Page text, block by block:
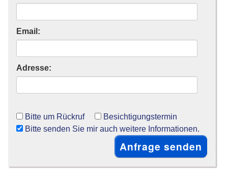
Email:
Adresse:
Bitte um Rückruf
Besichtigungstermin
Bitte senden Sie mir auch weitere Informationen.